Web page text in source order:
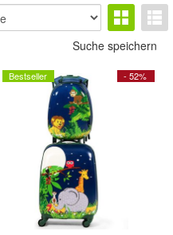
Suche speichern
- 52%
Bestseller